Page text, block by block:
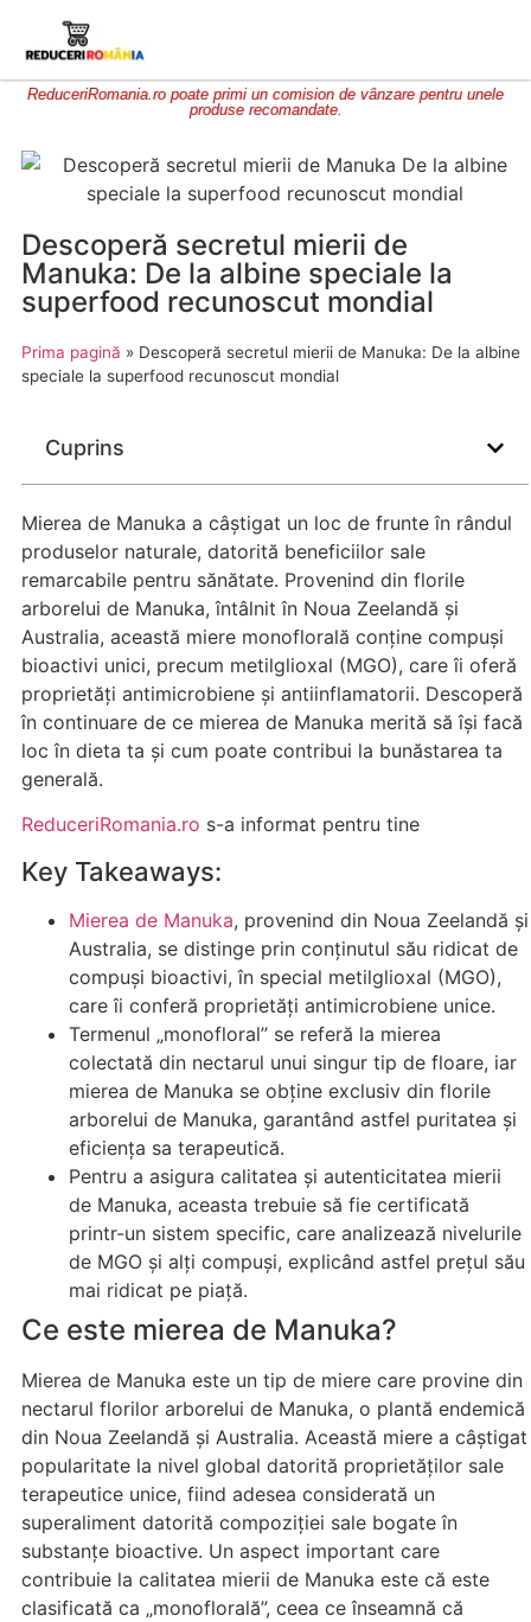
ReduceriRomania.ro poate primi un comision de vânzare pentru unele
produse recomandate.
Descoperă secretul mierii de
Manuka: De la albine speciale la
superfood recunoscut mondial
Prima pagină » Descoperă secretul mierii de Manuka: De la albine
speciale la superfood recunoscut mondial
Cuprins
Mierea de Manuka a câștigat un loc de frunte în rândul
produselor naturale, datorită beneficiilor sale
remarcabile pentru sănătate. Provenind din florile
arborelui de Manuka, întâlnit în Noua Zeelandă și
Australia, această miere monoflorală conține compuși
bioactivi unici, precum metilglioxal (MGO), care îi oferă
proprietăți antimicrobiene și antiinflamatorii. Descoperă
în continuare de ce mierea de Manuka merită să își facă
loc în dieta ta și cum poate contribui la bunăstarea ta
generală.
ReduceriRomania.ro s-a informat pentru tine
Key Takeaways:
Mierea de Manuka, provenind din Noua Zeelandă și
Australia, se distinge prin conținutul său ridicat de
compuși bioactivi, în special metilglioxal (MGO),
care îi conferă proprietăți antimicrobiene unice.
Termenul „monofloral” se referă la mierea
colectată din nectarul unui singur tip de floare, iar
mierea de Manuka se obține exclusiv din florile
arborelui de Manuka, garantând astfel puritatea și
eficiența sa terapeutică.
Pentru a asigura calitatea și autenticitatea mierii
de Manuka, aceasta trebuie să fie certificată
printr-un sistem specific, care analizează nivelurile
de MGO și alți compuși, explicând astfel prețul său
mai ridicat pe piață.
Ce este mierea de Manuka?
Mierea de Manuka este un tip de miere care provine din
nectarul florilor arborelui de Manuka, o plantă endemică
din Noua Zeelandă și Australia. Această miere a câștigat
popularitate la nivel global datorită proprietăților sale
terapeutice unice, fiind adesea considerată un
superaliment datorită compoziției sale bogate în
substanțe bioactive. Un aspect important care
contribuie la calitatea mierii de Manuka este că este
clasificată ca „monoflorală”, ceea ce înseamnă că